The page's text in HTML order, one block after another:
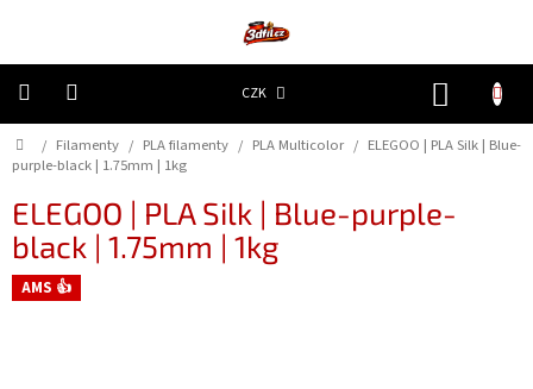
CZK
Tiskárny
Filamenty
Resiny
Domů
/ Filamenty / PLA filamenty / PLA Multicolor / ELEGOO | PLA Silk | Blue-
purple-black | 1.75mm | 1kg
ELEGOO | PLA Silk | Blue-purple-
black | 1.75mm | 1kg
AMS 👍